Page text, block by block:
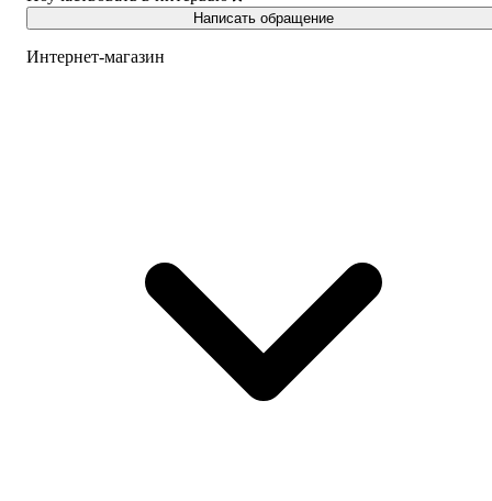
Написать обращение
Интернет-магазин